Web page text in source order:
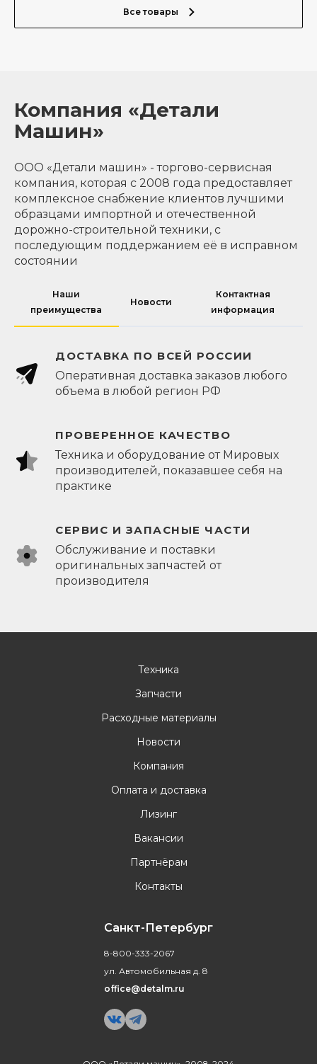
Все товары
Компания «Детали
Машин»
ООО «Детали машин» - торгово-сервисная
компания, которая с 2008 года предоставляет
комплексное снабжение клиентов лучшими
образцами импортной и отечественной
дорожно-строительной техники, с
последующим поддержанием её в исправном
состоянии
Наши
преимущества
Новости
Контактная
информация
ДОСТАВКА ПО ВСЕЙ РОССИИ
Оперативная доставка заказов любого
объема в любой регион РФ
ПРОВЕРЕННОЕ КАЧЕСТВО
Техника и оборудование от Мировых
производителей, показавшее себя на
практике
СЕРВИС И ЗАПАСНЫЕ ЧАСТИ
Обслуживание и поставки
оригинальных запчастей от
производителя
Техника
Запчасти
Расходные материалы
Новости
Компания
Оплата и доставка
Лизинг
Вакансии
Партнёрам
Контакты
Санкт-Петербург
8-800-333-2067
ул. Автомобильная д. 8
office@detalm.ru